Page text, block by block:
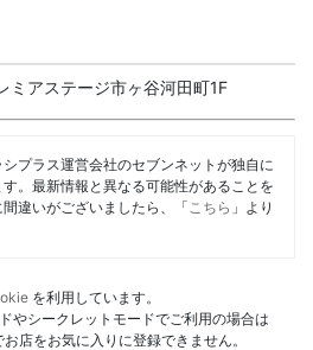
アステージ市ヶ谷河田町1F
プラス運営会社のセブンネットが独自に
。最新情報と異なる可能性があることを
違いがございましたら、「 こちら 」より
を利用しています。
やシークレットモードでご利用の場合は
店をお気に入りに登録できません。